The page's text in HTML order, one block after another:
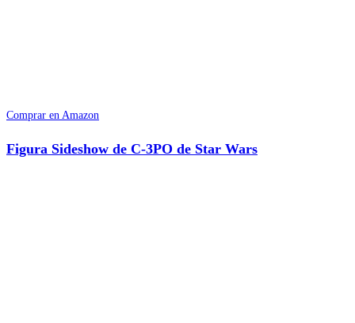
Comprar en Amazon
Figura Sideshow de C-3PO de Star Wars